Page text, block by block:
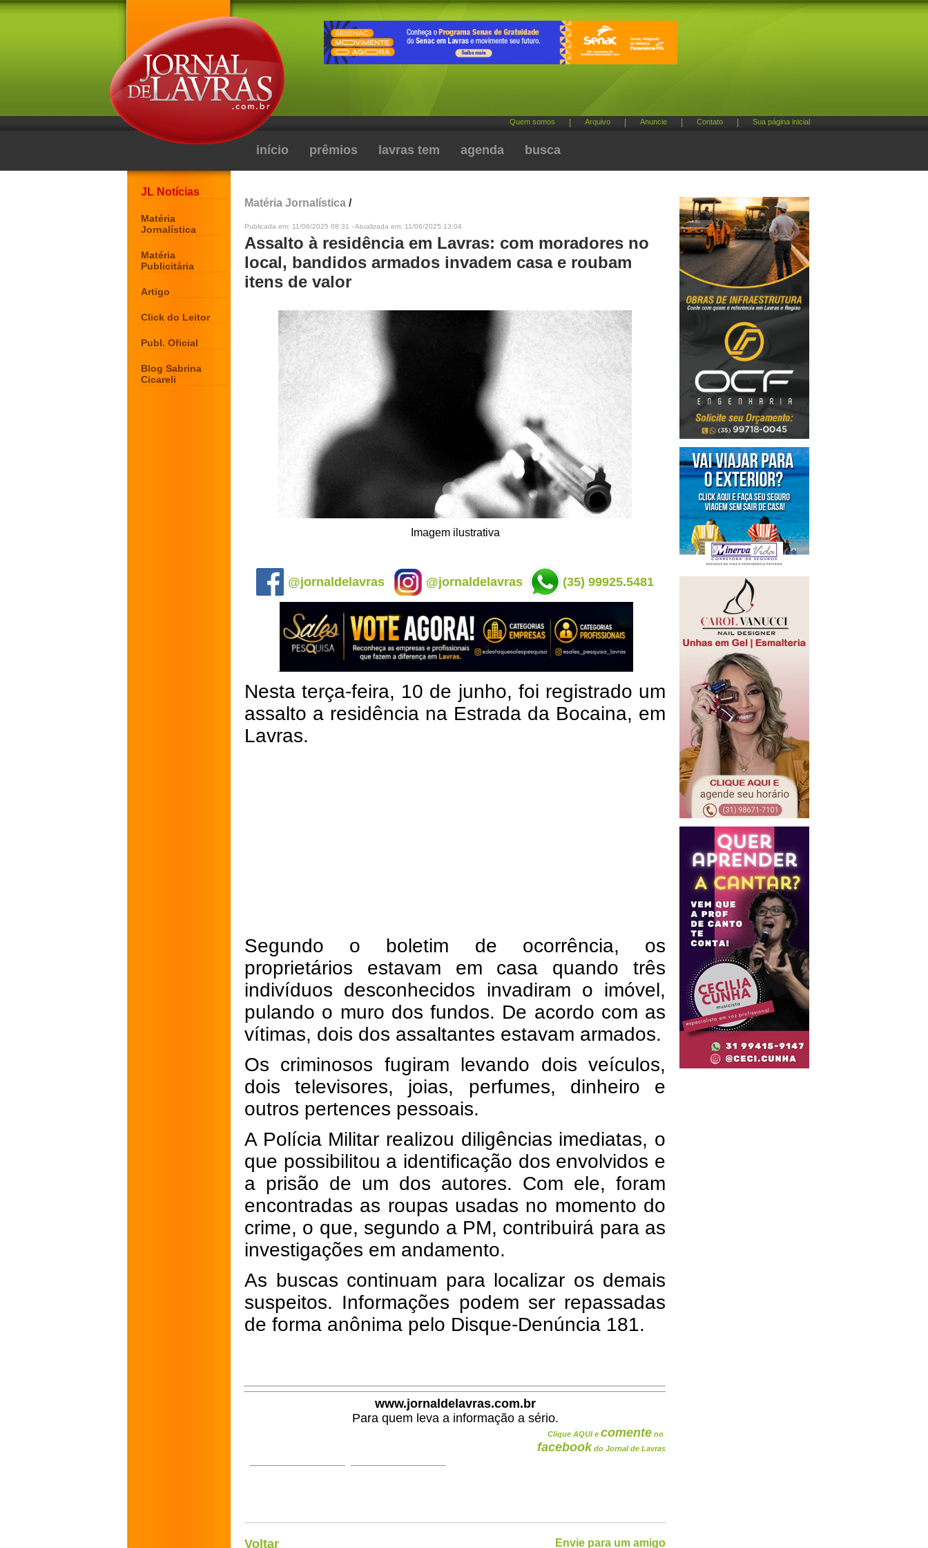
Quem somos Arquivo Anuncie Contato Sua página inicial
início prêmios lavras tem agenda busca
JL Notícias
Matéria
Jornalística
Matéria
Publicitária
Artigo
Click do Leitor
Publ. Oficial
Blog Sabrina
Cicareli
Matéria Jornalística /
Publicada em: 11/06/2025 08:31 - Atualizada em: 11/06/2025 13:04
Assalto à residência em Lavras: com moradores no
local, bandidos armados invadem casa e roubam
itens de valor
Imagem ilustrativa
@jornaldelavras @jornaldelavras (35) 99925.5481
Nesta terça-feira, 10 de junho, foi registrado um
assalto a residência na Estrada da Bocaina, em
Lavras.
Segundo o boletim de ocorrência, os
proprietários estavam em casa quando três
indivíduos desconhecidos invadiram o imóvel,
pulando o muro dos fundos. De acordo com as
vítimas, dois dos assaltantes estavam armados.
Os criminosos fugiram levando dois veículos,
dois televisores, joias, perfumes, dinheiro e
outros pertences pessoais.
A Polícia Militar realizou diligências imediatas, o
que possibilitou a identificação dos envolvidos e
a prisão de um dos autores. Com ele, foram
encontradas as roupas usadas no momento do
crime, o que, segundo a PM, contribuirá para as
investigações em andamento.
As buscas continuam para localizar os demais
suspeitos. Informações podem ser repassadas
de forma anônima pelo Disque-Denúncia 181.
www.jornaldelavras.com.br
Para quem leva a informação a sério.
Clique AQUI e comente no
facebook do Jornal de Lavras
Voltar Envie para um amigo